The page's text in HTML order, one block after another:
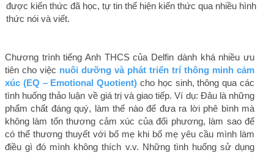
được kiến thức đã học, tự tin thể hiện kiến thức qua nhiều hình
thức nói và viết.
Chương trình tiếng Anh THCS của Delfin dành khá nhiều ưu
tiên cho việc nuôi dưỡng và phát triển trí thông minh cảm
xúc (EQ – Emotional Quotient) cho học sinh, thông qua các
tình huống thảo luận về giá trị và giao tiếp. Ví dụ: Đâu là những
phẩm chất đáng quý, làm thế nào để đưa ra lời phê bình mà
không làm tổn thương cảm xúc của đối phương, làm sao để
có thể thương thuyết với bố mẹ khi bố mẹ yêu cầu mình làm
điều gì đó mình không thích v.v. Những tình huống sử dụng